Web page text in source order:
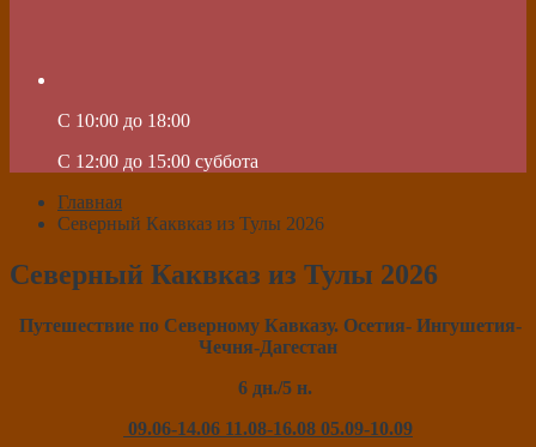
C 10:00 до 18:00
C 12:00 до 15:00 суббота
Главная
Северный Каквказ из Тулы 2026
Северный Каквказ из Тулы 2026
Путешествие по Северному Кавказу. Осетия- Ингушетия-
Чечня-Дагестан
6 дн./5 н.
09.06-14.06 11.08-16.08 05.09-10.09